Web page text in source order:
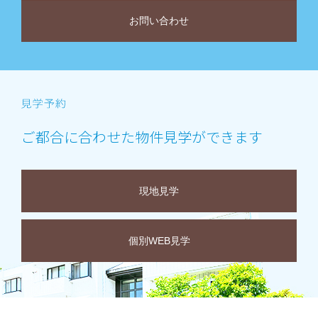
お問い合わせ
ご都合に合わせた物件見学ができます
現地見学
個別WEB見学